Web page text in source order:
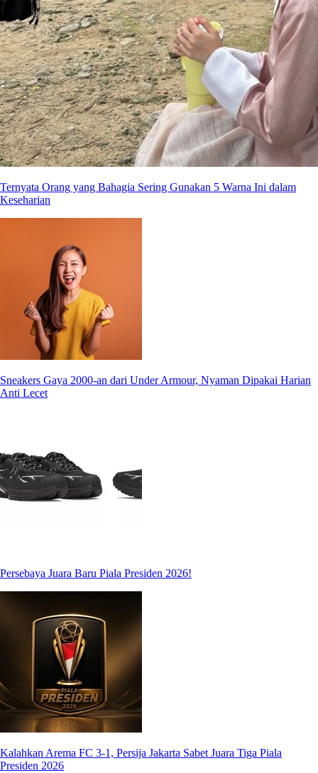
Ternyata Orang yang Bahagia Sering Gunakan 5 Warna Ini dalam
Keseharian
Sneakers Gaya 2000-an dari Under Armour, Nyaman Dipakai Harian
Anti Lecet
Persebaya Juara Baru Piala Presiden 2026!
Kalahkan Arema FC 3-1, Persija Jakarta Sabet Juara Tiga Piala
Presiden 2026